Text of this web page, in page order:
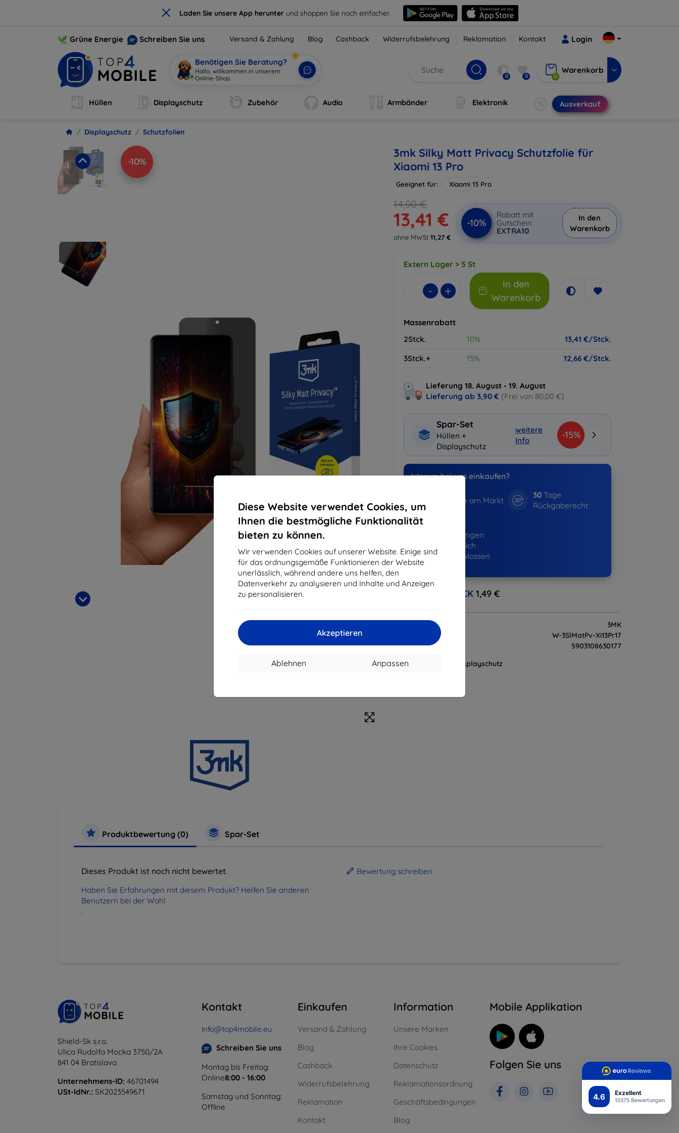
× Laden Sie unsere App herunter und shoppen Sie noch einfacher.
4.6 Exzellent
13575 Bewertungen
Diese Website verwendet Cookies, um
Ihnen die bestmögliche Funktionalität
bieten zu können.
Wir verwenden Cookies auf unserer Website. Einige sind
für das ordnungsgemäße Funktionieren der Website
unerlässlich, während andere uns helfen, den
Datenverkehr zu analysieren und Inhalte und Anzeigen
zu personalisieren.
Akzeptieren
Anpassen
Ablehnen
Grüne Energie Schreiben Sie uns Versand & Zahlung Blog Cashback Widerrufsbelehrung Reklamation Kontakt Login
Benötigen Sie Beratung?
Hallo, willkommen in unserem
Online-Shop.
0 0 0
Warenkorb
Hüllen Displayschutz Zubehör Audio Armbänder Elektronik Ausverkauf
Displayschutz Schutzfolien
-10%
3mk Silky Matt Privacy Schutzfolie für
Xiaomi 13 Pro
Geeignet für: Xiaomi 13 Pro
14,90 €
13,41 €
ohne MWSt 11,27 €
-10%
Rabatt mit
Gutschein
EXTRA10
In den
Warenkorb
Extern Lager > 5 St
- +
In den
Warenkorb
Massenrabatt
2Stck.
10%
13,41 €/Stck.
3Stck.+
15% 12,66 €/Stck.
Lieferung 18. August - 19. August
Lieferung ab 3,90 € (Frei von 80,00 €)
Spar-Set
Hüllen +
Displayschutz
weitere
Info
-15%
Warum bei uns einkaufen?
Jahre am Markt
30Tage
Rückgaberecht
819643+
Bestellungen
erfolgreich
abgeschlossen
CASHBACK 1,49 €
3MK
Produktnummer
W-3SlMatPv-Xi13Pr17
EAN
5903108630177
Schutzfolien
Displayschutz
Produktbewertung (0) Spar-Set
Dieses Produkt ist noch nicht bewertet.
Haben Sie Erfahrungen mit diesem Produkt? Helfen Sie anderen
Benutzern bei der Wahl
.
Bewertung schreiben
Shield-Sk s.r.o.
Ulica Rudolfa Mocka 3750/2A
841 04 Bratislava
Unternehmens-ID: 46701494
USt-IdNr.: SK2023549671
Kontakt
info@top4mobile.eu
Schreiben Sie uns
Montag bis Freitag:
Online8:00 - 16:00
Samstag und Sonntag:
Offline
Einkaufen
Versand & Zahlung
Blog
Cashback
Widerrufsbelehrung
Reklamation
Kontakt
Information
Unsere Marken
Ihre Cookies
Datenschutz
Reklamationsordnung
Geschäftsbedingungen
Blog
Mobile Applikation
Folgen Sie uns